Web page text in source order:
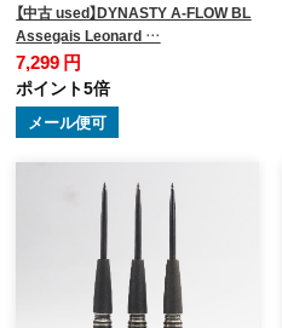
【中古 used】DYNASTY A-FLOW BL
Assegais Leonard …
7,299 円
ポイント5倍
メール便可